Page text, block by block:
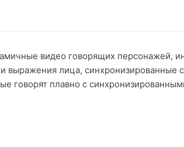
видео говорящих персонажей,
выражения лица, синхронизированные
говорят плавно с